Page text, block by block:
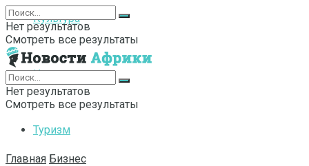
Культура
Интернет
Туризм
Нет результатов
Смотреть все результаты
Нет результатов
Смотреть все результаты
Главная Бизнес